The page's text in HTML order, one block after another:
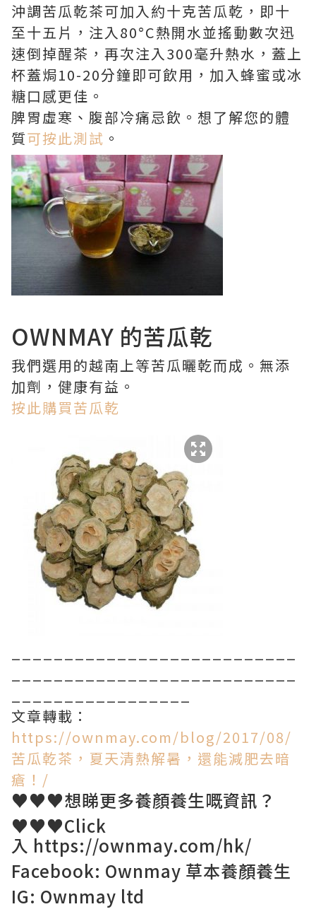
沖調苦瓜乾茶可加入約十克苦瓜乾，即十
至十五片，注入80°C熱開水並搖動數次迅
速倒掉醒茶，再次注入300毫升熱水，蓋上
杯蓋焗10-20分鐘即可飲用，加入蜂蜜或冰
糖口感更佳。
脾胃虛寒、腹部冷痛忌飲。想了解您的體
質可按此測試 。
OWNMAY 的苦瓜乾
我們選用的越南上等苦瓜曬乾而成。無添
加劑，健康有益。
按此購買苦瓜乾
文章轉載：
https://ownmay.com/blog/2017/08/
苦瓜乾茶，夏天清熱解暑，還能減肥去暗
瘡！/
♥♥♥想睇更多養顏養生嘅資訊？
♥♥♥Click
入 https://ownmay.com/hk/
Facebook: Ownmay 草本養顏養生
IG: Ownmay ltd